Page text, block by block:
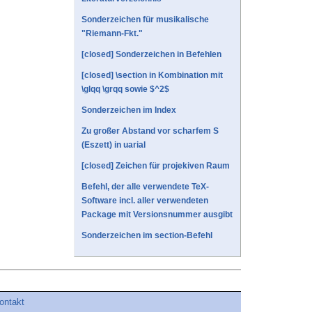
Sonderzeichen für musikalische
"Riemann-Fkt."
[closed] Sonderzeichen in Befehlen
[closed] \section in Kombination mit
\glqq \grqq sowie $^2$
Sonderzeichen im Index
Zu großer Abstand vor scharfem S
(Eszett) in uarial
[closed] Zeichen für projekiven Raum
Befehl, der alle verwendete TeX-
Software incl. aller verwendeten
Package mit Versionsnummer ausgibt
Sonderzeichen im section-Befehl